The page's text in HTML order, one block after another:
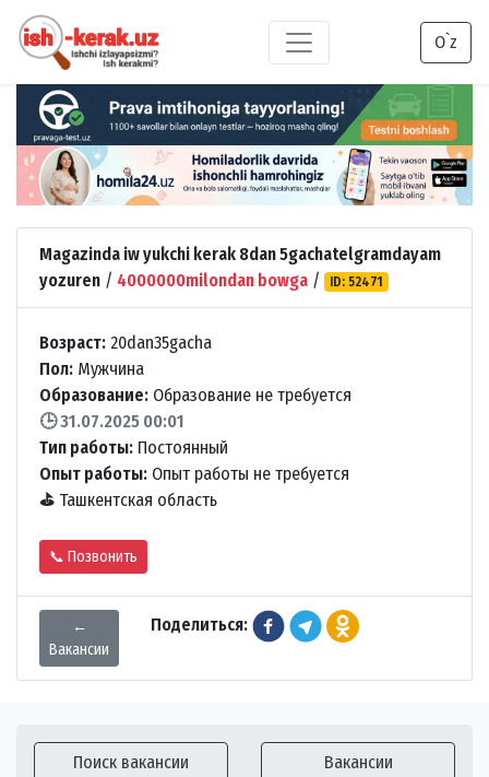
O`z
Magazinda iw yukchi kerak 8dan 5gachatelgramdayam
yozuren / 4000000milondan bowga / ID: 52471
Возраст: 20dan35gacha
Пол: Мужчина
Образование: Образование не требуется
🕒 31.07.2025 00:01
Тип работы: Постоянный
Опыт работы: Опыт работы не требуется
⛳ Ташкентская область
📞 Позвонить
←
Вакансии
Поделиться:
Поиск вакансии Вакансии